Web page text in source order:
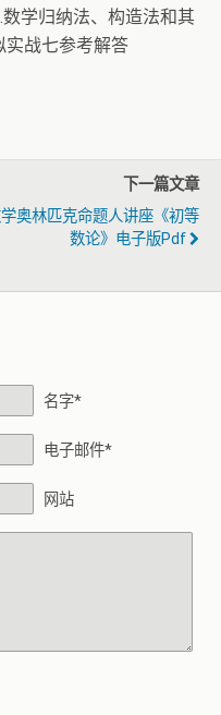
学归纳法、构造法和其
实战七参考解答
下一篇文章
奥林匹克命题人讲座《初等
数论》电子版pdf
名字*
电子邮件*
网站